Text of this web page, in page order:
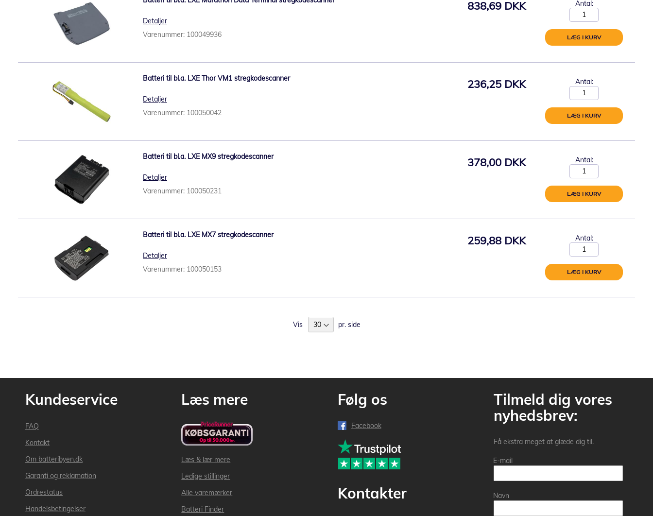
Detaljer
Varenummer: 100049936
838,69 DKK Antal:
LÆG I KURV
Batteri til bl.a. LXE Thor VM1 stregkodescanner
Detaljer
Varenummer: 100050042
236,25 DKK Antal:
LÆG I KURV
Batteri til bl.a. LXE MX9 stregkodescanner
Detaljer
Varenummer: 100050231
378,00 DKK Antal:
LÆG I KURV
Batteri til bl.a. LXE MX7 stregkodescanner
Detaljer
Varenummer: 100050153
259,88 DKK Antal:
LÆG I KURV
Vis pr. side
Kundeservice
FAQ
Kontakt
Om batteribyen.dk
Garanti og reklamation
Ordrestatus
Handelsbetingelser
Læs mere
Læs & lær mere
Ledige stillinger
Alle varemærker
Batteri Finder
Følg os
Facebook
Kontakter
Tilmeld dig vores
nyhedsbrev:
Få ekstra meget at glæde dig til.
E-mail
Navn